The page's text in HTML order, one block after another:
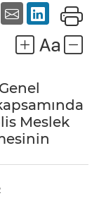
Meslek